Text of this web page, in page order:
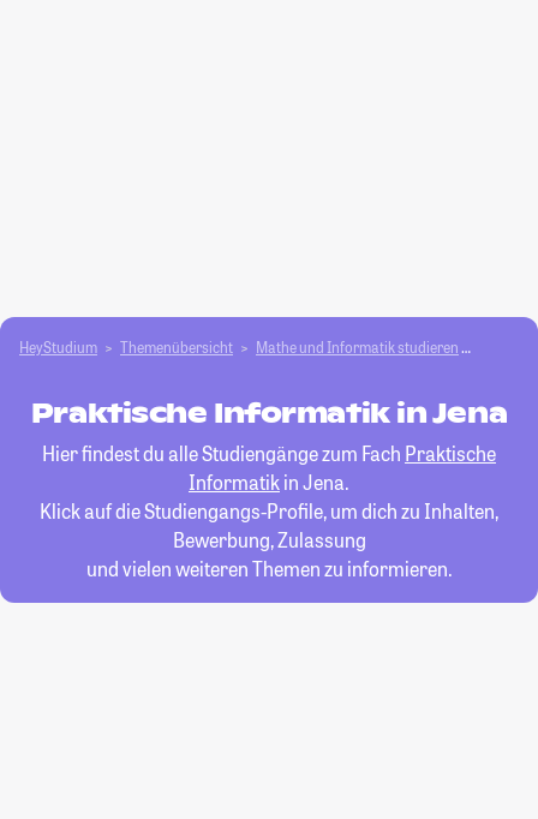
HeyStudium Themenübersicht Mathe und Informatik studieren
Praktische Informatik in Jena
Hier findest du alle Studiengänge zum Fach Praktische
Informatikin Jena.
Klick auf die Studiengangs-Profile, um dich zu Inhalten,
Bewerbung, Zulassung
und vielen weiteren Themen zu informieren.